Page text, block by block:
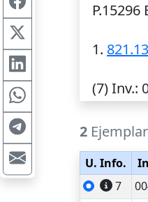
1.
(7)Inv.:
2
U. Info.
7